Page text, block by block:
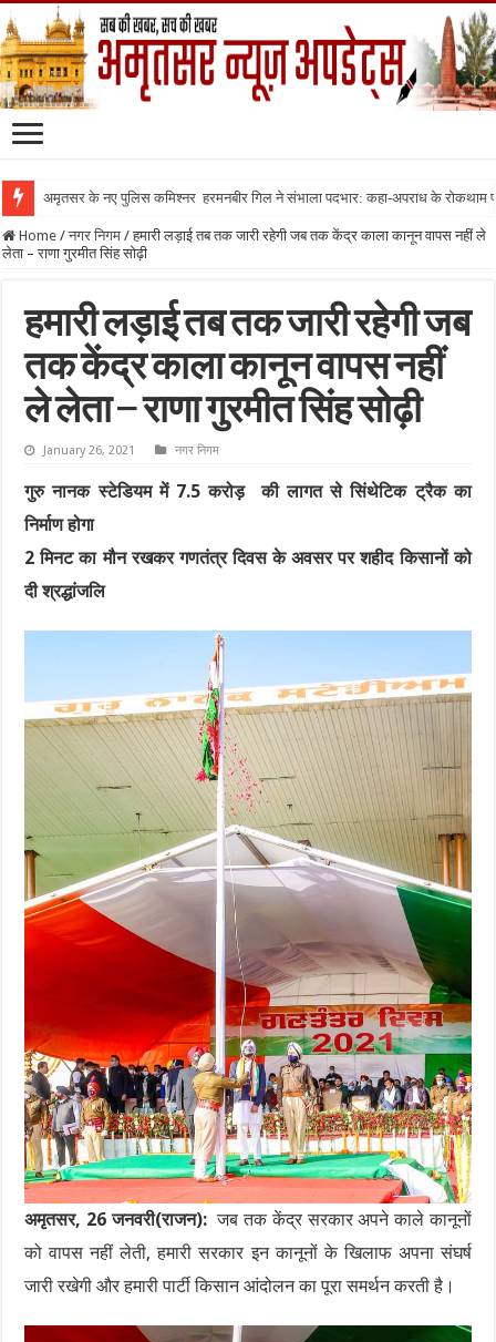
अमृतसर के नए पुलिस कमिश्नर हरमनबीर गिल ने संभाला पदभार: कहा-अपराध के रोकथाम
Home / नगर निगम / हमारी लड़ाई तब तक जारी रहेगी जब तक केंद्र काला कानून वापस नहीं ले
लेता – राणा गुरमीत सिंह सोढ़ी
हमारी लड़ाई तब तक जारी रहेगी जब
तक केंद्र काला कानून वापस नहीं
ले लेता – राणा गुरमीत सिंह सोढ़ी
January 26, 2021 नगर निगम
गुरु नानक स्टेडियम में 7.5 करोड़ की लागत से सिंथेटिक ट्रैक का
निर्माण होगा
2 मिनट का मौन रखकर गणतंत्र दिवस के अवसर पर शहीद किसानों को
दी श्रद्धांजलि
अमृतसर, 26 जनवरी(राजन):जब तक केंद्र सरकार अपने काले कानूनों
को वापस नहीं लेती, हमारी सरकार इन कानूनों के खिलाफ अपना संघर्ष
जारी रखेगी और हमारी पार्टी किसान आंदोलन का पूरा समर्थन करती है।